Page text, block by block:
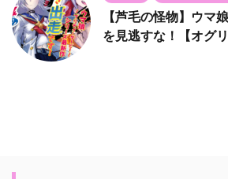
【芦毛の怪物】ウマ
を見逃すな！【オグリ